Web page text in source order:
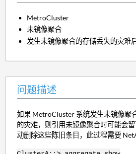
MetroCluster
未镜像聚合
发生未镜像聚合的存储丢失的灾难
问题描述
如果 MetroCluster 系统发生未镜像聚
的灾难，则引用未镜像聚合时可能会
动删除这些陈旧条目，此过程需要